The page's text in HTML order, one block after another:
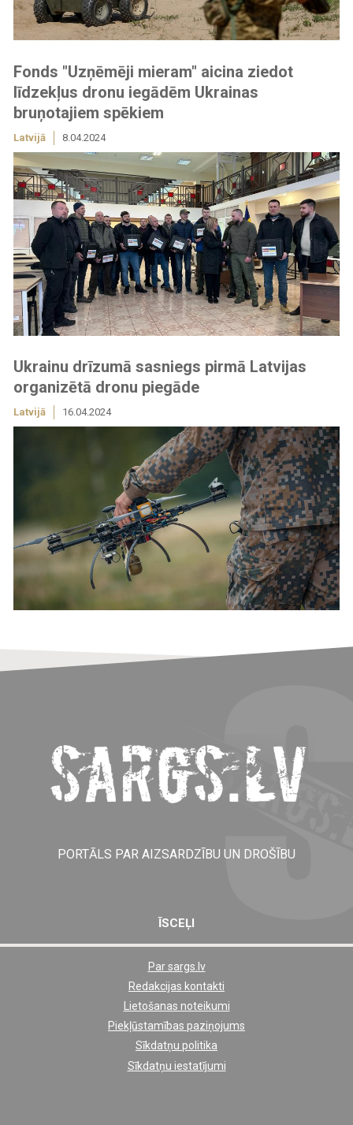
Fonds "Uzņēmēji mieram" aicina ziedot
līdzekļus dronu iegādēm Ukrainas
bruņotajiem spēkiem
Latvijā 8.04.2024
Ukrainu drīzumā sasniegs pirmā Latvijas
organizētā dronu piegāde
Latvijā 16.04.2024
PORTĀLS PAR AIZSARDZĪBU UN DROŠĪBU
ĪSCEĻI
Par sargs.lv
Redakcijas kontakti
Lietošanas noteikumi
Piekļūstamības paziņojums
Sīkdatņu politika
Sīkdatņu iestatījumi